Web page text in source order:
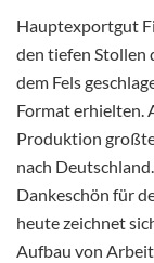
Hauptexportgut
den tiefen Stollen
dem Fels
Format erhielten.
Produktion
nach
Dankeschön für
heute zeichnet
Aufbau von